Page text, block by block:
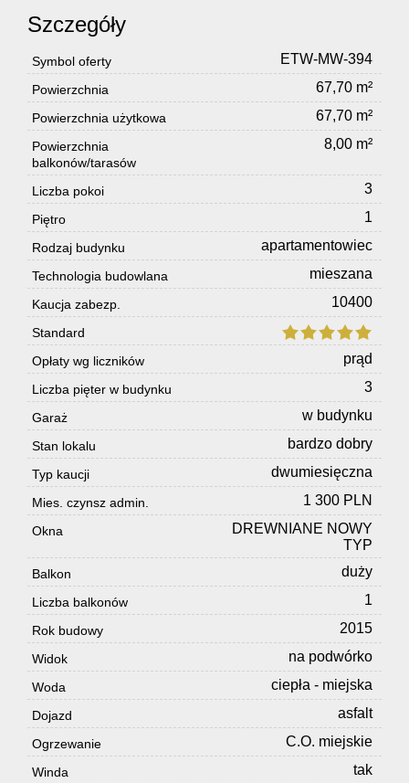
Szczegóły
Symbol oferty ETW-MW-394
Powierzchnia 67,70 m²
Powierzchnia użytkowa 67,70 m²
Powierzchnia
balkonów/tarasów
8,00 m²
Liczba pokoi 3
Piętro 1
Rodzaj budynku apartamentowiec
Technologia budowlana mieszana
Kaucja zabezp. 10400
Standard
Opłaty wg liczników
prąd
Liczba pięter w budynku 3
Garaż w budynku
Stan lokalu bardzo dobry
Typ kaucji dwumiesięczna
Mies. czynsz admin. 1 300 PLN
Okna
DREWNIANE NOWY
TYP
Balkon duży
Liczba balkonów 1
Rok budowy 2015
Widok na podwórko
Woda ciepła - miejska
Dojazd asfalt
Ogrzewanie C.O. miejskie
Winda tak